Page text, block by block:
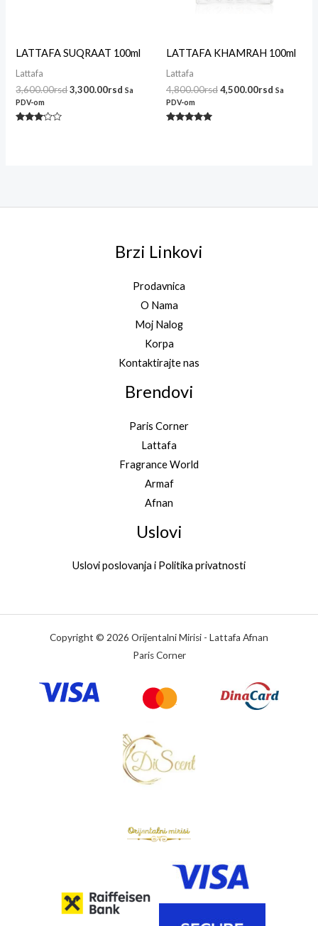
LATTAFA SUQRAAT 100ml
Lattafa
3,600.00rsd3,300.00rsd Sa
PDV-om
LATTAFA KHAMRAH 100ml
Lattafa
4,800.00rsd4,500.00rsd Sa
PDV-om
Brzi Linkovi
Prodavnica
O Nama
Moj Nalog
Korpa
Kontaktirajte nas
Brendovi
Paris Corner
Lattafa
Fragrance World
Armaf
Afnan
Uslovi
Uslovi poslovanja i Politika privatnosti
Copyright © 2026 Orijentalni Mirisi - Lattafa Afnan
Paris Corner